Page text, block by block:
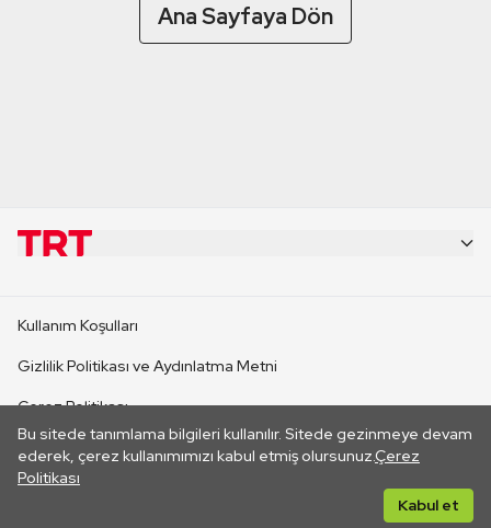
Ana Sayfaya Dön
Bu sitede tanımlama bilgileri kullanılır. Sitede gezinmeye devam
ederek, çerez kullanımımızı kabul etmiş olursunuz.Çerez
Politikası
Kabul et
CANLI YAYINLAR
Kullanım Koşulları
Gizlilik Politikası ve Aydınlatma Metni
Çerez Politikası
İletişim
Her hakkı saklıdır. ©2026 TRT. Bağlantı yoluyla gidilen dış